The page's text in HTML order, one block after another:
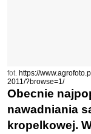
fot. https://
2011/?browse=1/
Obecnie
nawadniania
kropelkowej.